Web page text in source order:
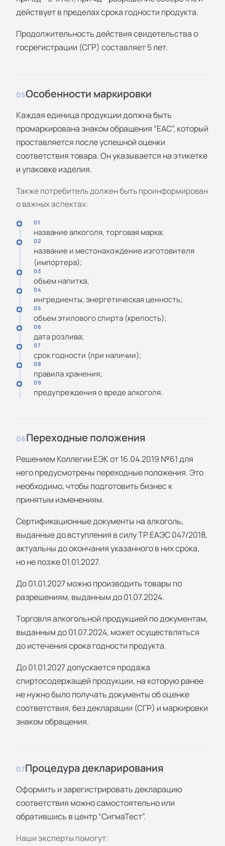
действует в пределах срока годности продукта.
Продолжительность действия свидетельства о
госрегистрации (СГР) составляет 5 лет.
05Особенности маркировки
Каждая единица продукции должна быть
промаркирована знаком обращения “ЕАС”, который
проставляется после успешной оценки
соответствия товара. Он указывается на этикетке
и упаковке изделия.
Также потребитель должен быть проинформирован
о важных аспектах:
01
название алкоголя, торговая марка;
02
название и местонахождение изготовителя
(импортера);
03
объем напитка;
04
ингредиенты, энергетическая ценность;
05
объем этилового спирта (крепость);
06
дата розлива;
07
срок годности (при наличии);
08
правила хранения;
09
предупреждения о вреде алкоголя.
06Переходные положения
Решением Коллегии ЕЭК от 16.04.2019 №61 для
него предусмотрены переходные положения. Это
необходимо, чтобы подготовить бизнес к
принятым изменениям.
Сертификационные документы на алкоголь,
выданные до вступления в силу ТР ЕАЭС 047/2018,
актуальны до окончания указанного в них срока,
но не позже 01.01.2027.
До 01.01.2027 можно производить товары по
разрешениям, выданным до 01.07.2024.
Торговля алкогольной продукцией по документам,
выданным до 01.07.2024, может осуществляться
до истечения срока годности продукта.
До 01.01.2027 допускается продажа
спиртосодержащей продукции, на которую ранее
не нужно было получать документы об оценке
соответствия, без декларации (СГР) и маркировки
знаком обращения.
07Процедура декларирования
Оформить и зарегистрировать декларацию
соответствия можно самостоятельно или
обратившись в центр “СигмаТест”.
Наши эксперты помогут: